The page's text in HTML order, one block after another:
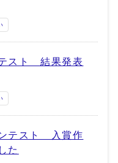
スト 結果発表
ンテスト 入賞作
た